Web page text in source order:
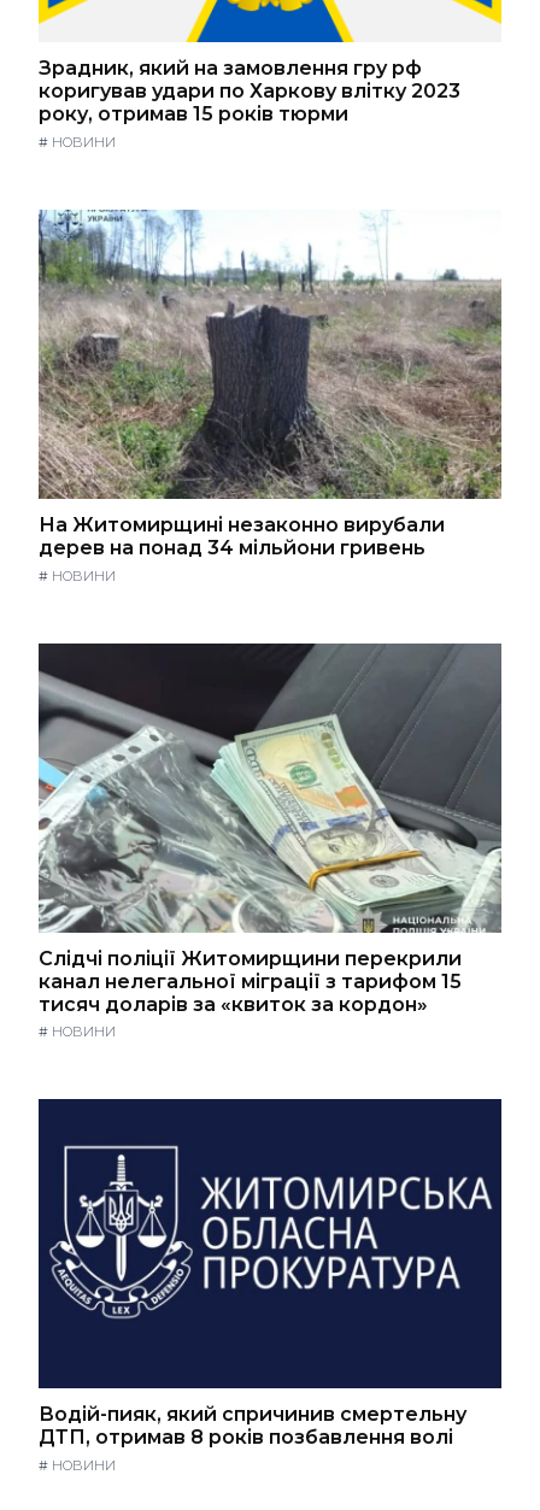
Зрадник, який на замовлення гру рф
коригував удари по Харкову влітку 2023
року, отримав 15 років тюрми
# НОВИНИ
На Житомирщині незаконно вирубали
дерев на понад 34 мільйони гривень
# НОВИНИ
Слідчі поліції Житомирщини перекрили
канал нелегальної міграції з тарифом 15
тисяч доларів за «квиток за кордон»
# НОВИНИ
Водій-пияк, який спричинив смертельну
ДТП, отримав 8 років позбавлення волі
# НОВИНИ